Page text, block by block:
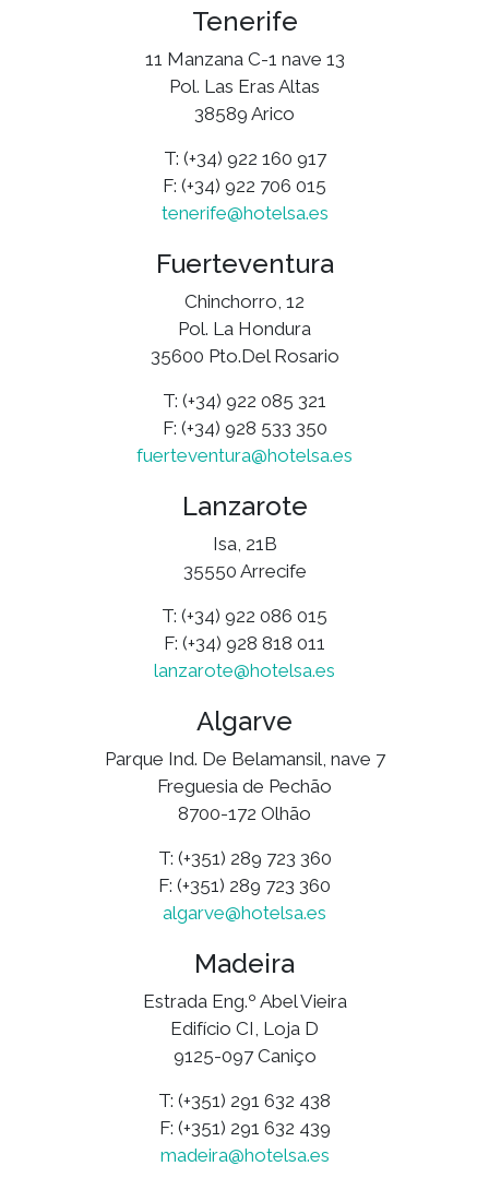
Tenerife
11 Manzana C-1 nave 13
Pol. Las Eras Altas
38589 Arico
T: (+34) 922 160 917
F: (+34) 922 706 015
tenerife@hotelsa.es
Fuerteventura
Chinchorro, 12
Pol. La Hondura
35600 Pto.Del Rosario
T: (+34) 922 085 321
F: (+34) 928 533 350
fuerteventura@hotelsa.es
Lanzarote
Isa, 21B
35550 Arrecife
T: (+34) 922 086 015
F: (+34) 928 818 011
lanzarote@hotelsa.es
Algarve
Parque Ind. De Belamansil, nave 7
Freguesia de Pechão
8700-172 Olhão
T: (+351) 289 723 360
F: (+351) 289 723 360
algarve@hotelsa.es
Madeira
Estrada Eng.º Abel Vieira
Edifício CI, Loja D
9125-097 Caniço
T: (+351) 291 632 438
F: (+351) 291 632 439
madeira@hotelsa.es